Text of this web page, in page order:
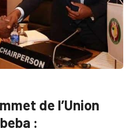
de l’Union
: